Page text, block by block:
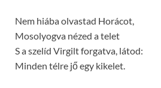
Nem hiába olvastad Horácot,
Mosolyogva nézed a telet
S a szelíd Virgilt forgatva, látod:
Minden télre jő egy kikelet.